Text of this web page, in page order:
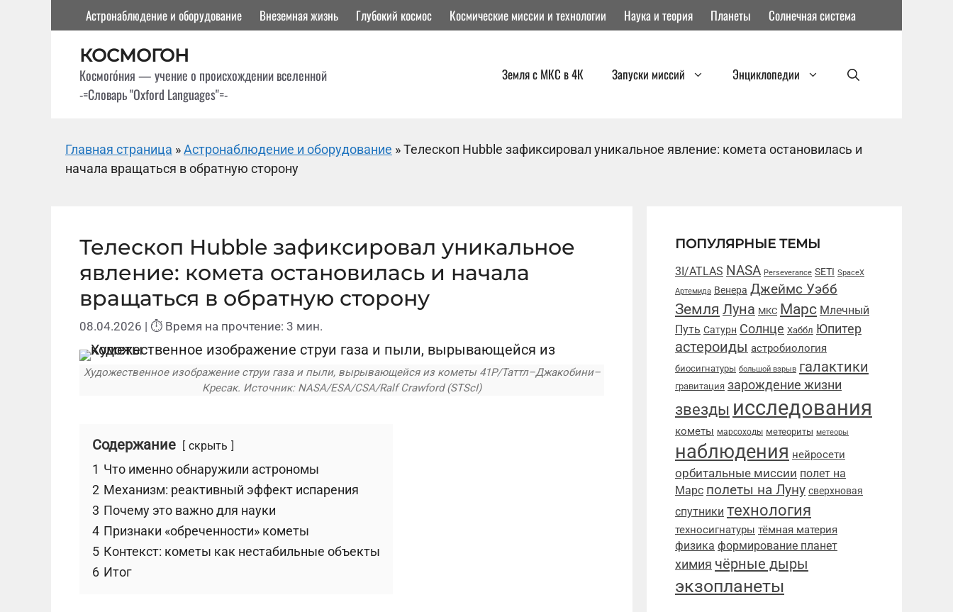
содержимому
Астронаблюдение и оборудование Внеземная жизнь Глубокий космос Космические миссии и технологии Наука и теория Планеты Солнечная система
КОСМОГОН
Космого́ния — учение о происхождении вселенной
-=Словарь "Oxford Languages"=-
Земля с МКС в 4К Запуски миссий Энциклопедии
Главная страница »Астронаблюдение и оборудование »Телескоп Hubble зафиксировал уникальное явление: комета остановилась и
начала вращаться в обратную сторону
Телескоп Hubble зафиксировал уникальное
явление: комета остановилась и начала
вращаться в обратную сторону
08.04.2026 | ⏱ Время на прочтение: 3 мин.
Художественное изображение струи газа и пыли, вырывающейся из кометы 41P/Таттл–Джакобини–
Кресак. Источник: NASA/ESA/CSA/Ralf Crawford (STScI)
Содержание скрыть
1 Что именно обнаружили астрономы
2 Механизм: реактивный эффект испарения
3 Почему это важно для науки
4 Признаки «обреченности» кометы
5 Контекст: кометы как нестабильные объекты
6 Итог
ПОПУЛЯРНЫЕ ТЕМЫ
3I/ATLAS NASA Perseverance SETI SpaceX
Артемида Венера Джеймс Уэбб
Земля Луна МКС Марс Млечный
Путь Сатурн Солнце Хаббл Юпитер
астероиды астробиология
биосигнатуры большой взрыв галактики
гравитация зарождение жизни
звезды исследования
кометы марсоходы метеориты метеоры
наблюдения нейросети
орбитальные миссии полет на
Марс полеты на Луну сверхновая
спутники технология
техносигнатуры тёмная материя
физика формирование планет
химия чёрные дыры
экзопланеты